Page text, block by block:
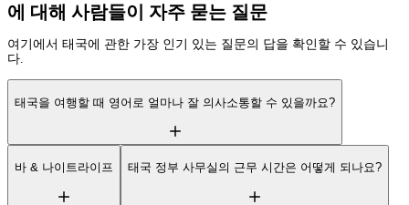
에 대해 사람들이 자주 묻는 질문
여기에서 태국에 관한 가장 인기 있는 질문의 답을 확인할 수 있습니
다.
태국을 여행할 때 영어로 얼마나 잘 의사소통할 수 있을까요?
바 & 나이트라이프 태국 정부 사무실의 근무 시간은 어떻게 되나요?